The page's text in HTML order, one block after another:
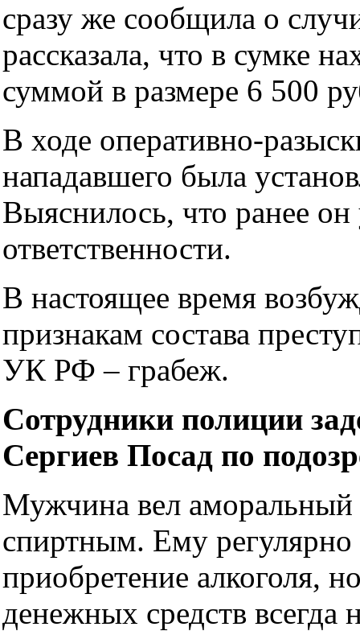
сразу же сообщила о
рассказала, что в сумке
суммой в размере 6 500
В ходе оперативно-
нападавшего была
Выяснилось, что ранее
ответственности.
В настоящее время
признакам состава
УК РФ – грабеж.
Сотрудники полиции
Сергиев Посад по
Мужчина вел аморальный
спиртным. Ему регулярно
приобретение алкоголя,
денежных средств всегда